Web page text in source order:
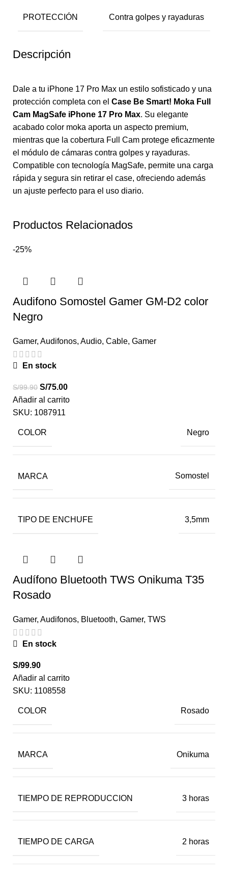
Descripción
Dale a tu iPhone 17 Pro Max un estilo sofisticado y una
protección completa con el Case Be Smart! Moka Full
Cam MagSafe iPhone 17 Pro Max. Su elegante
acabado color moka aporta un aspecto premium,
mientras que la cobertura Full Cam protege eficazmente
el módulo de cámaras contra golpes y rayaduras.
Compatible con tecnología MagSafe, permite una carga
rápida y segura sin retirar el case, ofreciendo además
un ajuste perfecto para el uso diario.
PROTECCIÓN Contra golpes y rayaduras
Productos Relacionados
-25%
Audifono Somostel Gamer GM-D2 color
Negro
Gamer, Audifonos, Audio, Cable, Gamer
En stock
S/99.90 S/75.00
Añadir al carrito
SKU: 1087911
COLOR Negro
MARCA Somostel
TIPO DE ENCHUFE 3,5mm
Audífono Bluetooth TWS Onikuma T35
Rosado
Gamer, Audifonos, Bluetooth, Gamer, TWS
En stock
S/99.90
Añadir al carrito
SKU: 1108558
COLOR Rosado
MARCA Onikuma
TIEMPO DE REPRODUCCION 3 horas
TIEMPO DE CARGA 2 horas